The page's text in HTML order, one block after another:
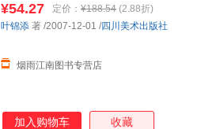
¥54.27 定价： ¥188.54 (2.88折)
烟雨江南图书专营店
叶锦添 著 /2007-12-01 /四川美术出版社
加入购物车 收藏